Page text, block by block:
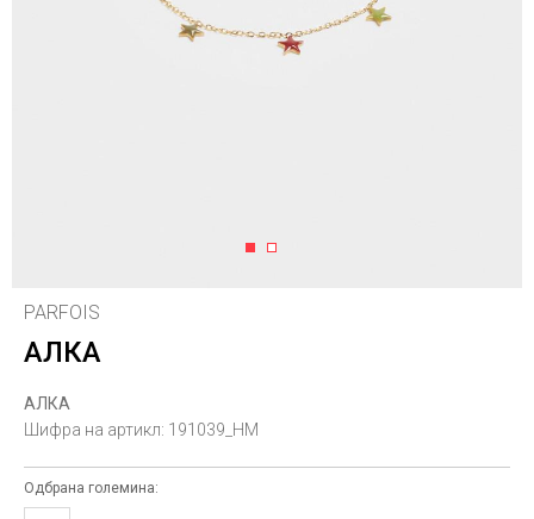
1 2
PARFOIS
АЛКА
АЛКА
Шифра на артикл: 191039_HM
Одбрана големина: